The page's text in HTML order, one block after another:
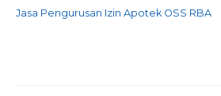
Jasa Pengurusan Izin Apotek OSS RBA